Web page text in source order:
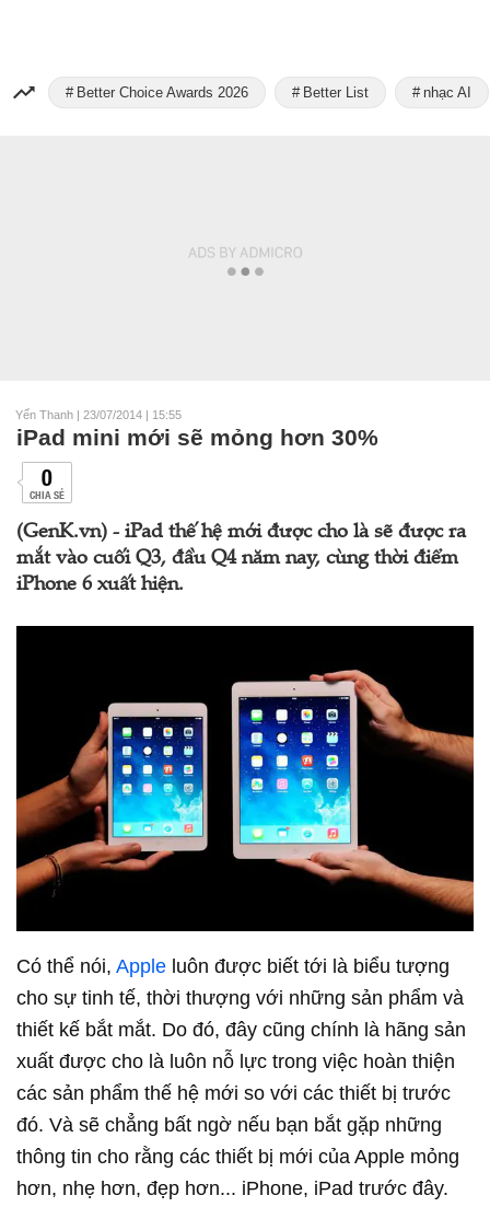
Better Choice Awards 2026 Better List nhạc AI
Yến Thanh | 23/07/2014 | 15:55
iPad mini mới sẽ mỏng hơn 30%
0
CHIA SẺ
(GenK.vn) - iPad thế hệ mới được cho là sẽ được ra
mắt vào cuối Q3, đầu Q4 năm nay, cùng thời điểm
iPhone 6 xuất hiện.
Có thể nói, Apple luôn được biết tới là biểu tượng
cho sự tinh tế, thời thượng với những sản phẩm và
thiết kế bắt mắt. Do đó, đây cũng chính là hãng sản
xuất được cho là luôn nỗ lực trong việc hoàn thiện
các sản phẩm thế hệ mới so với các thiết bị trước
đó. Và sẽ chẳng bất ngờ nếu bạn bắt gặp những
thông tin cho rằng các thiết bị mới của Apple mỏng
hơn, nhẹ hơn, đẹp hơn... iPhone, iPad trước đây.